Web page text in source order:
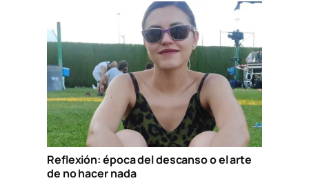
Reflexión: época del descanso o el arte
de no hacer nada